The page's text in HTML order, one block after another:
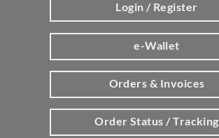
Login / Register
e-Wallet
Orders & Invoices
Order Status / Tracking